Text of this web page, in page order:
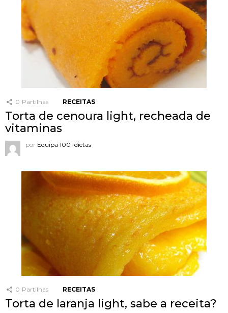
0 Partilhas RECEITAS
Torta de cenoura light, recheada de
vitaminas
por Equipa 1001 dietas
0 Partilhas RECEITAS
Torta de laranja light, sabe a receita?